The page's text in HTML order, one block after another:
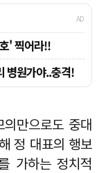
만으로도 중대
정 대표의 행보
가하는 정치적